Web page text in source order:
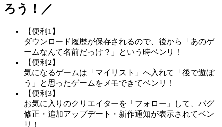
ろう！／
【便利1】
ダウンロード履歴が保存されるので、後から「あのゲ
ームなんて名前だっけ？」という時ベンリ！
【便利2】
気になるゲームは「マイリスト」へ入れて「後で遊ぼ
う」と思ったゲームをメモできてベンリ！
【便利3】
お気に入りのクリエイターを「フォロー」して、バグ
修正・追加アップデート・新作通知が表示されてベン
リ！